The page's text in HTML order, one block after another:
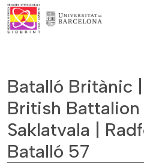
Batalló Britànic |
British Battalion |
Saklatvala |
Batalló 57